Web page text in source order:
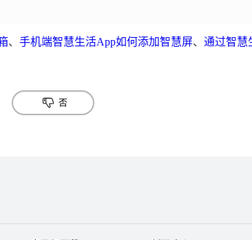
、 手机端智慧生活App如何添加智慧屏、 通过智慧
否